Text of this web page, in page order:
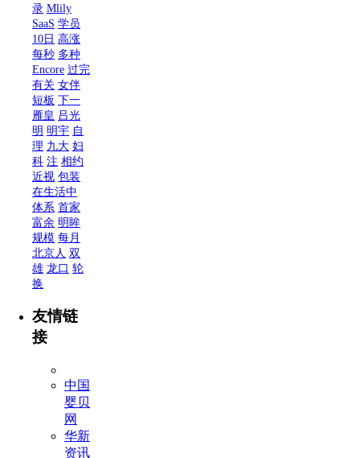
录 Mlily
SaaS 学员
10日 高涨
每秒 多种
Encore 过完
有关 女伴
短板 下一
雁皇 吕光
明 明宇 自
理 九大 妇
科 注 相约
近视 包装
在生活中
体系 首家
富余 明眸
规模 每月
北京人 双
雄 龙口 轮
换
友情链
接
中国
婴贝
网
华新
资讯